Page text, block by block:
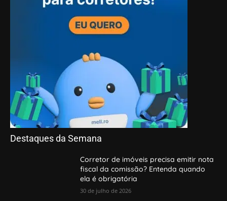
Destaques da Semana
Corretor de imóveis precisa emitir nota
fiscal da comissão? Entenda quando
ela é obrigatória
30 de julho de 2026